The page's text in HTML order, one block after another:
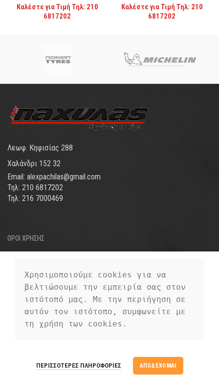
Καλέστε για Τιμή Τηλ: 210
6817202
Καλέστε για Τιμή Τηλ: 210
6817202
Λεωφ. Κηφισίας 288
Χαλάνδρι 152 32
Email: alexpachilas@gmail.com
Τηλ: 210 6817202
Τηλ: 216 7000469
ΟΡΟΙ ΧΡΗΣΗΣ
ΤΡΟΠΟΙ ΠΛΗΡΩΜΗΣ
ΠΡΟΣΩΠΙΚΑ ΔΕΔΟΜΕΝΑ
EUROFIGUREPREMIUM E-COMMERCE
SOLUTIONS.
Χρησιμοποιούμε cookies για να
βελτιώσουμε την εμπειρία σας στον
ιστότοπό μας. Με την περιήγηση σε
αυτόν τον ιστότοπο, συμφωνείτε με
τη χρήση των cookies.
ΠΕΡΙΣΣΌΤΕΡΕΣ ΠΛΗΡΟΦΟΡΊΕΣ ΑΠΟΔΈΧΟΜΑΙ